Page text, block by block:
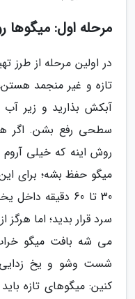
مرحله اول: میگوها
در اولین مرحله از طرز
تازه و غیر منجمد
آبکش بذارید و زیر
سطحی رفع بشن. اگر
روش اینه که خیلی
میگو حفظ بشه؛ برای
30 تا 60 دقیقه
سرد قرار بدید؛ اما
می شه بافت میگو
شست وشو و یخ زدایی،
کنین: میگوهای تازه